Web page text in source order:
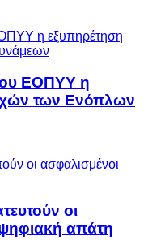
ΕΟΠΥΥ η
των Ενόπλων
οι
απάτη